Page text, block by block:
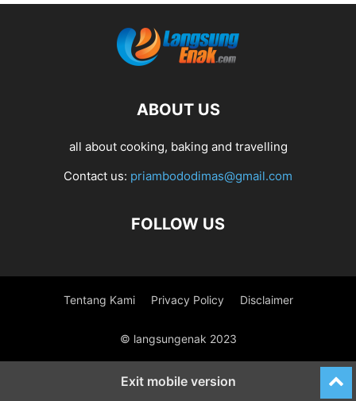
ABOUT US
all about cooking, baking and travelling
Contact us: priambododimas@gmail.com
FOLLOW US
Tentang Kami Privacy Policy Disclaimer
© langsungenak 2023
Exit mobile version